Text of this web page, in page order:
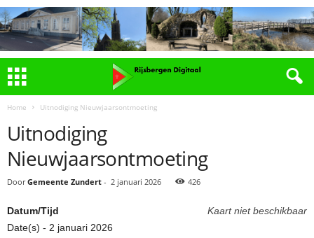
Home Uitnodiging Nieuwjaarsontmoeting
Uitnodiging
Nieuwjaarsontmoeting
Door Gemeente Zundert - 2 januari 2026 426
Kaart niet beschikbaar
Datum/Tijd
Date(s) - 2 januari 2026